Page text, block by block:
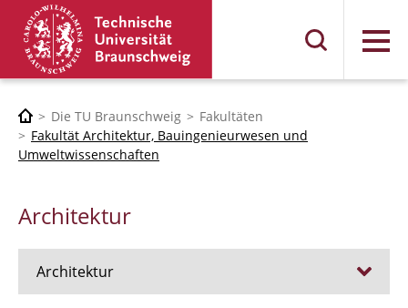
Menü
Die TU Braunschweig
Fakultäten
Fakultät Architektur, Bauingenieurwesen und
Umweltwissenschaften
Architektur
Architektur